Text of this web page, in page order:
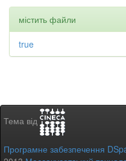
містить файли
true
Тема від
Програмне забезпечення